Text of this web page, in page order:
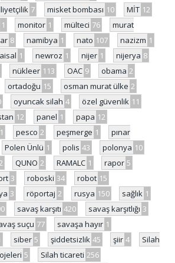
7 misket bombası 10 MİT 12
1 monitor 1 mülteci 76
murat
8 namibya 1 nato 107 nazizm 1
1 newroz 1 nijer 1 nijerya 8
nükleer 113 OAC 9 obama 2
ortadoğu 15 osman murat ülke 2
oyuncak silah 4 özel güvenlik 11
12 panel 1 papa 12
1 pesco 2 peşmerge 1
pınar
Polen Ünlü 1 polis 43 polonya 10
QUNO 2 RAMALC 1 rapor 5
3 roboski 34 robot 15
3 röportaj 2 rusya 150 sağlık 1
savaş karşıtı 420 savaş karşıtlığı 3
suçu 77 savaşa hayır 1
siber 5 şiddetsizlik 45 şiir 4
Silah
5 Silah ticareti 256